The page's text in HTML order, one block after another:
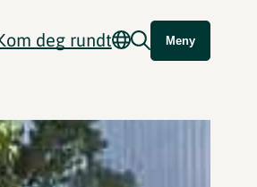
deg rundt Meny